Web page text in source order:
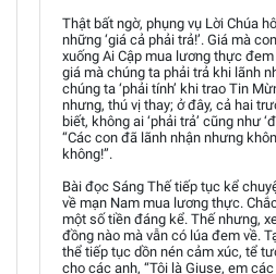
Thật bất ngờ, phụng vụ Lời Chúa
những ‘giá cả phải trả!’. Giá mà
xuống Ai Cập mua lương thực
giá mà chúng ta phải trả khi lãnh
chúng ta ‘phải tính’ khi trao Tin
nhưng, thú vị thay; ở đây, cả hai
biết, không ai ‘phải trả’ cũng như
“Các con đã lãnh nhận nhưng
không!”.
Bài đọc Sáng Thế tiếp tục kể
về mạn Nam mua lương thực.
một số tiền đáng kể. Thế nhưng,
đồng nào mà vẫn có lúa đem về.
thể tiếp tục dồn nén cảm xúc, tể
cho các anh, “Tôi là Giuse, em